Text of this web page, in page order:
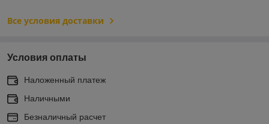
Все условия доставки
Условия оплаты
Наложенный платеж
Наличными
Безналичный расчет